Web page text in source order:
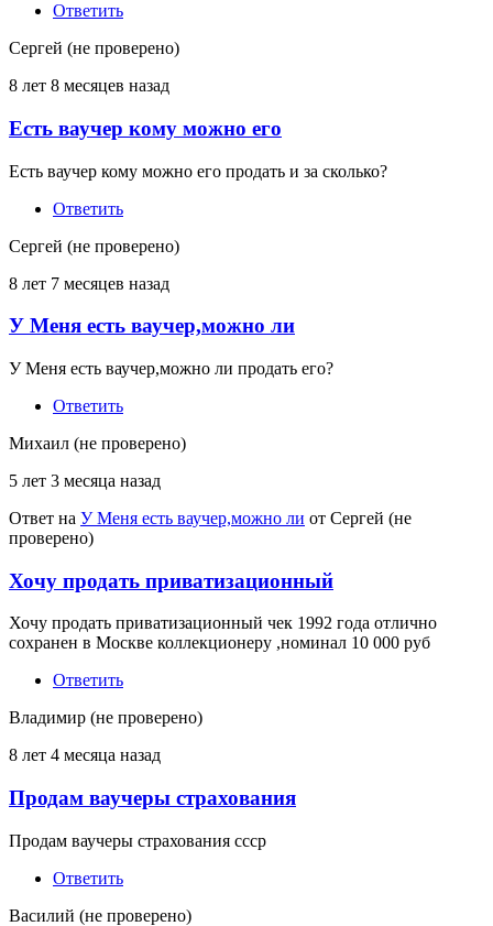
Ответить
Сергей (не проверено)
8 лет 8 месяцев назад
Есть ваучер кому можно его
Есть ваучер кому можно его продать и за сколько?
Ответить
Сергей (не проверено)
8 лет 7 месяцев назад
У Меня есть ваучер,можно ли
У Меня есть ваучер,можно ли продать его?
Ответить
Михаил (не проверено)
5 лет 3 месяца назад
Ответ на У Меня есть ваучер,можно ли от Сергей (не
проверено)
Хочу продать приватизационный
Хочу продать приватизационный чек 1992 года отлично
сохранен в Москве коллекционеру ,номинал 10 000 руб
Ответить
Владимир (не проверено)
8 лет 4 месяца назад
Продам ваучеры страхования
Продам ваучеры страхования ссср
Ответить
Василий (не проверено)